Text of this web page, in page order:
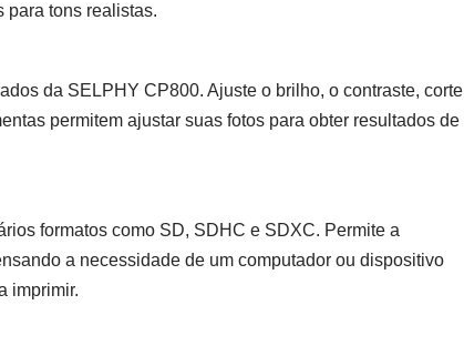
para tons realistas.
da SELPHY CP800. Ajuste o brilho, o contraste, corte
permitem ajustar suas fotos para obter resultados de
formatos como SD, SDHC e SDXC. Permite a
a necessidade de um computador ou dispositivo
imprimir.